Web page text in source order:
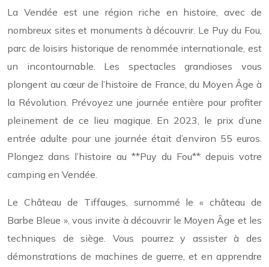
La Vendée est une région riche en histoire, avec de
nombreux sites et monuments à découvrir. Le Puy du Fou,
parc de loisirs historique de renommée internationale, est
un incontournable. Les spectacles grandioses vous
plongent au cœur de l’histoire de France, du Moyen Âge à
la Révolution. Prévoyez une journée entière pour profiter
pleinement de ce lieu magique. En 2023, le prix d’une
entrée adulte pour une journée était d’environ 55 euros.
Plongez dans l’histoire au **Puy du Fou** depuis votre
camping en Vendée.
Le Château de Tiffauges, surnommé le « château de
Barbe Bleue », vous invite à découvrir le Moyen Âge et les
techniques de siège. Vous pourrez y assister à des
démonstrations de machines de guerre, et en apprendre